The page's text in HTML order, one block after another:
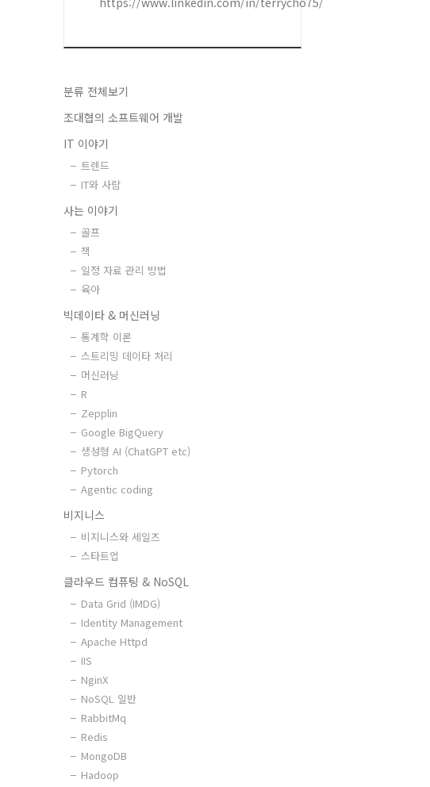
분류 전체보기
조대협의 소프트웨어 개발
IT 이야기
트렌드
IT와 사람
사는 이야기
골프
책
일정 자료 관리 방법
육아
빅데이타 & 머신러닝
통계학 이론
스트리밍 데이타 처리
머신러닝
R
Zepplin
Google BigQuery
생성형 AI (ChatGPT etc)
Pytorch
Agentic coding
비지니스
비지니스와 세일즈
스타트업
클라우드 컴퓨팅 & NoSQL
Data Grid (IMDG)
Identity Management
Apache Httpd
IIS
NginX
NoSQL 일반
RabbitMq
Redis
MongoDB
Hadoop